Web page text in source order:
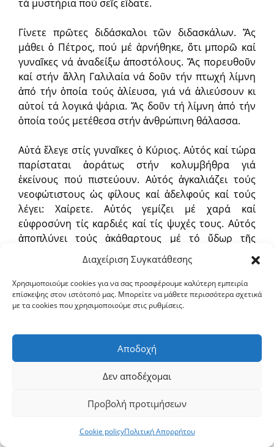
Διαχείριση Συγκατάθεσης
Χρησιμοποιούμε cookies για να σας προσφέρουμε καλύτερη εμπειρία
επίσκεψης στον ιστότοπό μας. Μπορείτε να μάθετε περισσότερα σχετικά
με τα cookies που χρησιμοποιούμε στις ρυθμίσεις.
Αποδοχή
Δεν αποδέχομαι
Προβολή προτιμήσεων
Cookie policyΠολιτική Απορρήτου
τά μυστήρια πού σεῖς εἴδατε.
Γίνετε πρῶτες διδάσκαλοι τῶν διδασκάλων. Ἄς
μάθει ὁ Πέτρος, πού μέ ἀρνήθηκε, ὅτι μπορῶ καί
γυναῖκες νά ἀναδείξω ἀποστόλους. Ἄς πορευθοῦν
καί στήν ἄλλη Γαλιλαία νά δοῦν τήν πτωχή λίμνη
ἀπό τήν ὁποία τούς ἁλίευσα, γιά νά ἁλιεύσουν κι
αὐτοί τά λογικά ψάρια. Ἄς δοῦν τή λίμνη ἀπό τήν
ὁποία τούς μετέθεσα στήν ἀνθρώπινη θάλασσα.
Αὐτά ἔλεγε στίς γυναῖκες ὁ Κύριος. Αὐτός καί τώρα
παρίσταται ἀοράτως στήν κολυμβήθρα γιά
ἐκείνους πού πιστεύουν. Αὐτός ἀγκαλιάζει τούς
νεοφώτιστους ὡς φίλους καί ἀδελφούς καί τούς
λέγει: Χαίρετε. Αὐτός γεμίζει μέ χαρά καί
εὐφροσύνη τίς καρδιές καί τίς ψυχές τους. Αὐτός
ἀποπλύνει τούς ἀκάθαρτους μέ τό ὕδωρ τῆς
χάριτος. Αὐτός χρίει ἐκείνους πού ἀναγεννιῶνται
μέ τό μύρο τοῦ Πνεύματος. Αὐτός προσφέρει
στούς δούλους του τό πνευματικό συμπόσιο.
Αὐτός λέει πρός ὅλους τούς εὐσεβεῖς: «Λάβετε,
φάγετε τόν οὐράνιον ἄρτον. Λάβετε τήν πηγή τῆς
μεθύστε σωτήριο καί σώφρονα μέθη».
Ἀλλά ὤ Βασιλιᾶ τῶν Οὐρανῶν, πού κάθεσαι στά
δεξιά τῆς μεγαλωσύνης ἐκεῖ ψηλά, ὁ Κύριος τῶν
καθοδηγεῖς τήν κτίση, πού κυβερνᾶς μέ καλωσύνη